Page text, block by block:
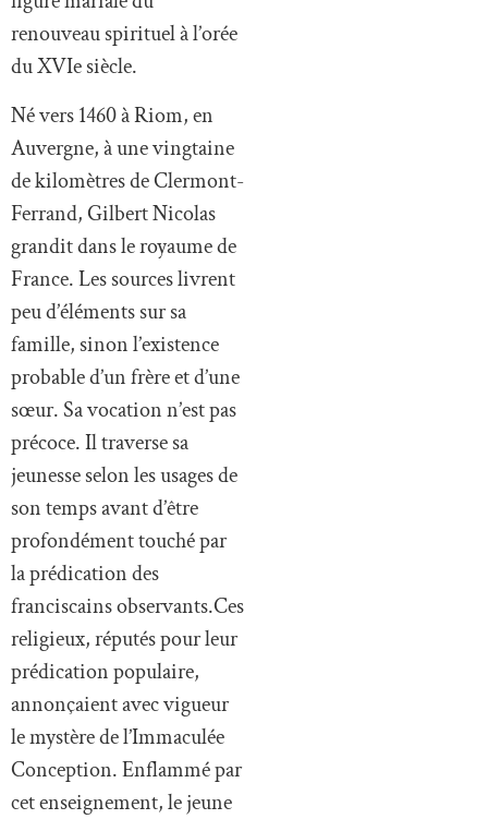
renouveau spirituel à l’orée
du XVIe siècle.
Né vers 1460 à Riom, en
Auvergne, à une vingtaine
de kilomètres de Clermont-
Ferrand, Gilbert Nicolas
grandit dans le royaume de
France. Les sources livrent
peu d’éléments sur sa
famille, sinon l’existence
probable d’un frère et d’une
sœur. Sa vocation n’est pas
précoce. Il traverse sa
jeunesse selon les usages de
son temps avant d’être
profondément touché par
la prédication des
franciscains observants.Ces
religieux, réputés pour leur
prédication populaire,
annonçaient avec vigueur
le mystère de l’Immaculée
Conception. Enflammé par
cet enseignement, le jeune